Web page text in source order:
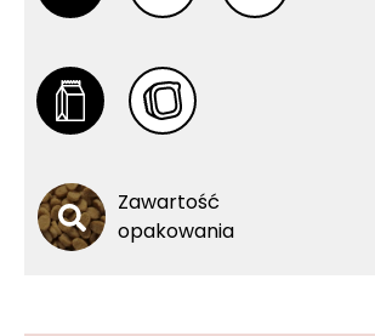
Zawartość
opakowania